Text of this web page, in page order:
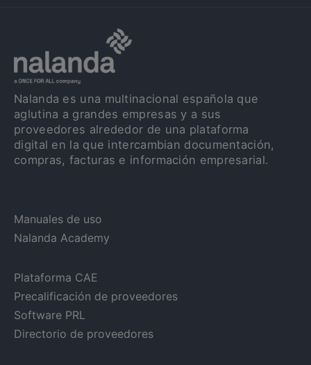
Nalanda es una multinacional española que
aglutina a grandes empresas y a sus
proveedores alrededor de una plataforma
digital en la que intercambian documentación,
compras, facturas e información empresarial.
Manuales de uso
Nalanda Academy
Plataforma CAE
Precalificación de proveedores
Software PRL
Directorio de proveedores